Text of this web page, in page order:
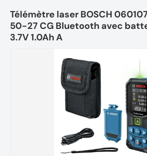
Télémètre laser BOSCH
50-27 CG Bluetooth avec
3.7V 1.0Ah A